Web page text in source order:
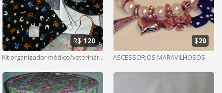
Kit organizador médico/veterinário
R$120
ASCESSORIOS MARAVILHOSOS
$20